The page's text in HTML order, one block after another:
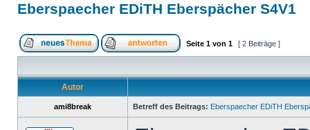
Eberspaecher EDiTH Eberspächer S4V1
Seite 1 von 1 [ 2 Beiträge ]
Autor
ami8break Betreff des Beitrags: Eberspaecher EDiTH